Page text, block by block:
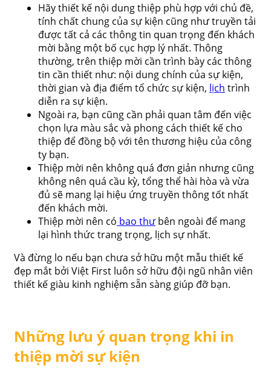
Hãy thiết kế nội dung thiệp phù hợp với chủ đề,
tính chất chung của sự kiện cũng như truyền tải
được tất cả các thông tin quan trọng đến khách
mời bằng một bố cục hợp lý nhất. Thông
thường, trên thiệp mời cần trình bày các thông
tin cần thiết như: nội dung chính của sự kiện,
thời gian và địa điểm tổ chức sự kiện, lịch trình
diễn ra sự kiện.
Ngoài ra, bạn cũng cần phải quan tâm đến việc
chọn lựa màu sắc và phong cách thiết kế cho
thiệp để đồng bộ với tên thương hiệu của công
ty bạn.
Thiệp mời nên không quá đơn giản nhưng cũng
không nên quá cầu kỳ, tổng thể hài hòa và vừa
đủ sẽ mang lại hiệu ứng truyền thông tốt nhất
đến khách mời.
Thiệp mời nên có bao thư bên ngoài để mang
lại hình thức trang trọng, lịch sự nhất.
Và đừng lo nếu bạn chưa sở hữu một mẫu thiết kế
đẹp mắt bởi Việt First luôn sở hữu đội ngũ nhân viên
thiết kế giàu kinh nghiệm sẵn sàng giúp đỡ bạn.
Những lưu ý quan trọng khi in
thiệp mời sự kiện